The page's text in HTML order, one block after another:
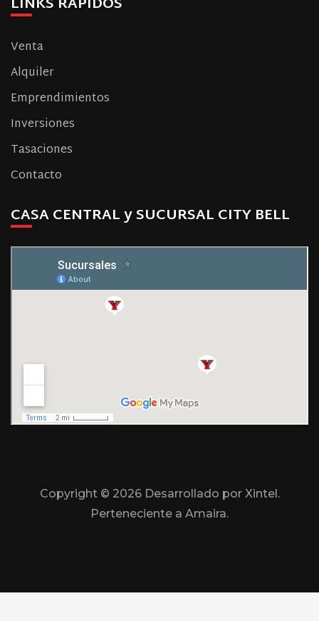
Venta
Alquiler
Emprendimientos
Inversiones
Tasaciones
Contacto
CASA CENTRAL y SUCURSAL CITY BELL
Copyright © 2026 Desarrollado por Xintel.
Perteneciente a Amaira.